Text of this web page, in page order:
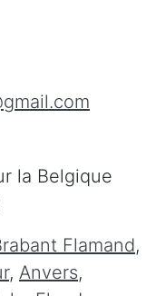
la Belgique
Flamand,
, Anvers,